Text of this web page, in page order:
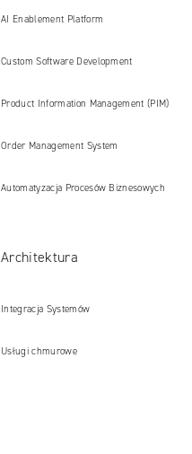
AI Enablement Platform
Custom Software Development
Product Information Management (PIM)
Order Management System
Automatyzacja Procesów Biznesowych
Architektura
Integracja Systemów
Usługi chmurowe